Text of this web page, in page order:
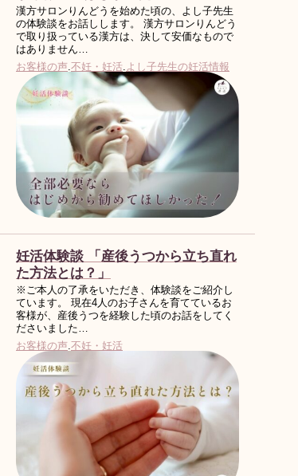
漢方サロンりんどうを始めた頃の、よし子先生
の体験談をお話しします。 漢方サロンりんどう
で取り扱っている漢方は、決して安価なもので
はありません…
お客様の声 不妊・妊活 よし子先生の妊活情報
妊活体験談 「産後うつから立ち直れ
た方法とは？」
※ご本人の了承をいただき、体験談をご紹介し
ています。 現在4人のお子さんを育てているお
客様が、産後うつを経験した頃のお話をしてく
ださいました…
お客様の声 不妊・妊活